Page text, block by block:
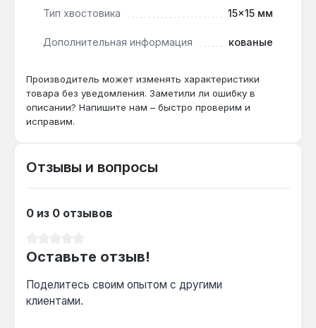
Гарантия 1 год, доставка по Украине.
крепежом в системах отопления?
Да — метрическая размерность 15 мм и 12-
гранный профиль обеспечивают надёжное
затягивание гаек и болтов в радиаторах и
долговечность?
предотвращает деформацию при нагрузках
Тип хвостовика 15×15 мм
Дополнительная информация кованые
Производитель может изменять характеристики
товара без уведомления. Заметили ли ошибку в
описании? Напишите нам – быстро проверим и
исправим.
Отзывы и вопросы
0 из 0 отзывов
Оставьте отзыв!
Поделитесь своим опытом с другими
клиентами.